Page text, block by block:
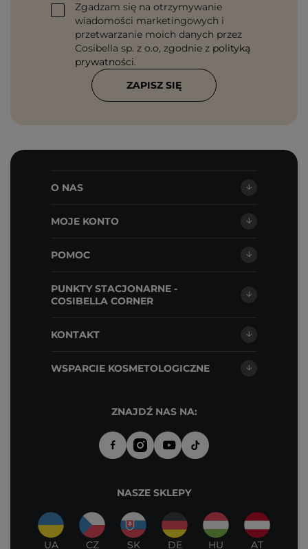
Zgadzam się na otrzymywanie
wiadomości marketingowych i
przetwarzanie moich danych przez
Cosibella sp. z o.o, zgodnie z polityką
prywatności.
ZAPISZ SIĘ
O NAS
MOJE KONTO
POMOC
PUNKTY STACJONARNE -
COSIBELLA CORNER
KONTAKT
WSPARCIE KOSMETOLOGICZNE
ZNAJDŹ NAS NA:
NASZE SKLEPY
UA CZ SK DE HU AT